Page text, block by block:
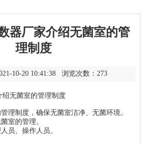
器厂家介绍无菌室的管
理制度
10-20 10:41:38 浏览次数： 273
绍无菌室的管理制度
理制度，确保无菌室洁净、无菌环境。
室的管理。
员、操作人员。